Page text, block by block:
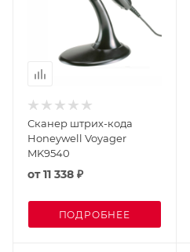
Сканер штрих-кода
Honeywell Voyager
MK9540
от11 338 ₽
ПОДРОБНЕЕ